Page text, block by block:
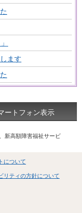
ます
ートフォン表示
新高額障害福祉サービ
について
リティの方針について